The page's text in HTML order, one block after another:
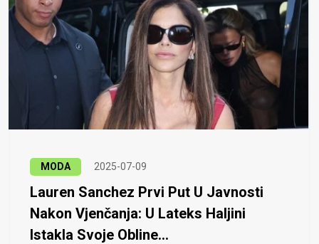
MODA 2025-07-09
Lauren Sanchez Prvi Put U Javnosti
Nakon Vjenčanja: U Lateks Haljini
Istakla Svoje Obline...